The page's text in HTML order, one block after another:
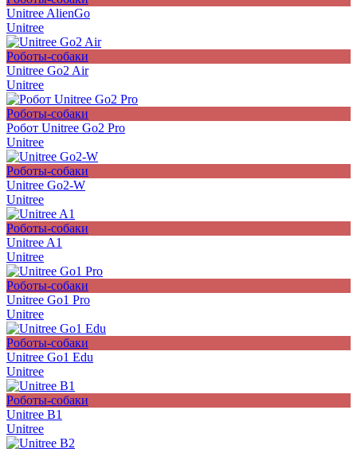
Unitree AlienGo
Unitree
Роботы-собаки
Unitree Go2 Air
Unitree
Роботы-собаки
Робот Unitree Go2 Pro
Unitree
Роботы-собаки
Unitree Go2-W
Unitree
Роботы-собаки
Unitree A1
Unitree
Роботы-собаки
Unitree Go1 Pro
Unitree
Роботы-собаки
Unitree Go1 Edu
Unitree
Роботы-собаки
Unitree B1
Unitree